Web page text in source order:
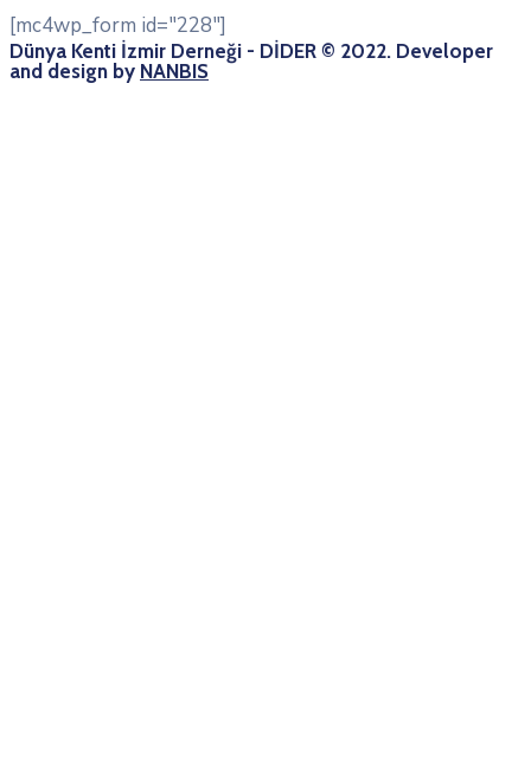
[mc4wp_form id="228"]
Dünya Kenti İzmir Derneği - DİDER © 2022. Developer
and design by NANBIS